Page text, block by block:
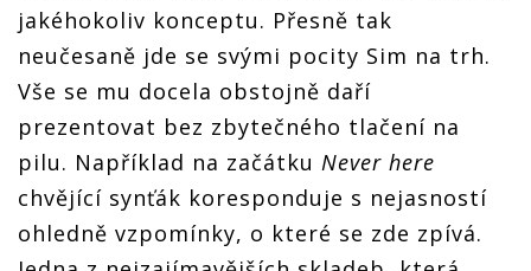
jakéhokoliv konceptu. Přesně tak
neučesaně jde se svými pocity Sim na trh.
Vše se mu docela obstojně daří
prezentovat bez zbytečného tlačení na
pilu. Například na začátku Never here
chvějící synťák koresponduje s nejasností
ohledně vzpomínky, o které se zde zpívá.